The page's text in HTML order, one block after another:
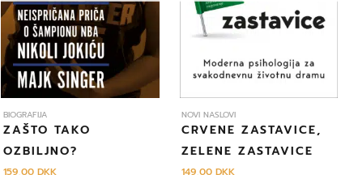
BIOGRAFIJA
ZAŠTO TAKO
OZBILJNO?
159,00 DKK
NOVI NASLOVI
CRVENE ZASTAVICE,
ZELENE ZASTAVICE
149,00DKK